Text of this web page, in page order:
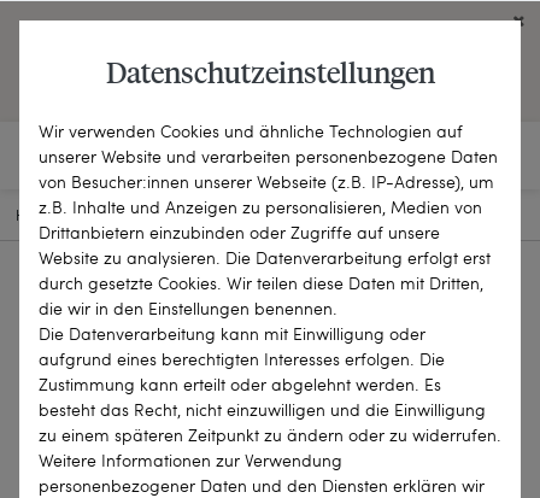
OPEN ENGLISH WEBSITE
HOME SCHMUCKSTÜCKE ANHÄNGER 25-1140
Datenschutzeinstellungen
Wir verwenden Cookies und ähnliche Technologien auf
unserer Website und verarbeiten personenbezogene Daten
von Besucher:innen unserer Webseite (z.B. IP-Adresse), um
z.B. Inhalte und Anzeigen zu personalisieren, Medien von
Drittanbietern einzubinden oder Zugriffe auf unsere
Website zu analysieren. Die Datenverarbeitung erfolgt erst
durch gesetzte Cookies. Wir teilen diese Daten mit Dritten,
die wir in den Einstellungen benennen.
Die Datenverarbeitung kann mit Einwilligung oder
aufgrund eines berechtigten Interesses erfolgen. Die
Zustimmung kann erteilt oder abgelehnt werden. Es
besteht das Recht, nicht einzuwilligen und die Einwilligung
zu einem späteren Zeitpunkt zu ändern oder zu widerrufen.
Weitere Informationen zur Verwendung
personenbezogener Daten und den Diensten erklären wir